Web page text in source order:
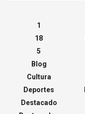
1
18
5
Blog
Cultura
Deportes
Destacado